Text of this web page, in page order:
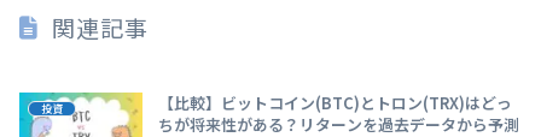
関連記事
投資
【比較】ビットコイン(BTC)とトロン(TRX)はどっ
ちが将来性がある？リターンを過去データから予測